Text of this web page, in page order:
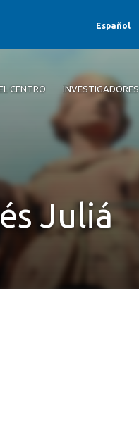
Español
CENTRO INVESTIGADORES
Juliá